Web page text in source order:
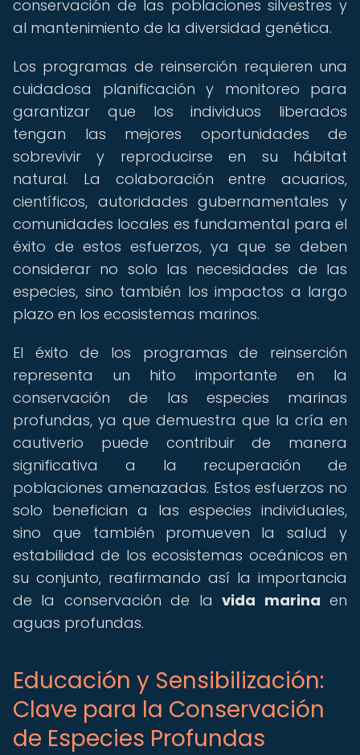
conservación de las poblaciones silvestres y
al mantenimiento de la diversidad genética.
Los programas de reinserción requieren una
cuidadosa planificación y monitoreo para
garantizar que los individuos liberados
tengan las mejores oportunidades de
sobrevivir y reproducirse en su hábitat
natural. La colaboración entre acuarios,
científicos, autoridades gubernamentales y
comunidades locales es fundamental para el
éxito de estos esfuerzos, ya que se deben
considerar no solo las necesidades de las
especies, sino también los impactos a largo
plazo en los ecosistemas marinos.
El éxito de los programas de reinserción
representa un hito importante en la
conservación de las especies marinas
profundas, ya que demuestra que la cría en
cautiverio puede contribuir de manera
significativa a la recuperación de
poblaciones amenazadas. Estos esfuerzos no
solo benefician a las especies individuales,
sino que también promueven la salud y
estabilidad de los ecosistemas oceánicos en
su conjunto, reafirmando así la importancia
de la conservación de lavida marina en
aguas profundas.
Educación y Sensibilización:
Clave para la Conservación
de Especies Profundas